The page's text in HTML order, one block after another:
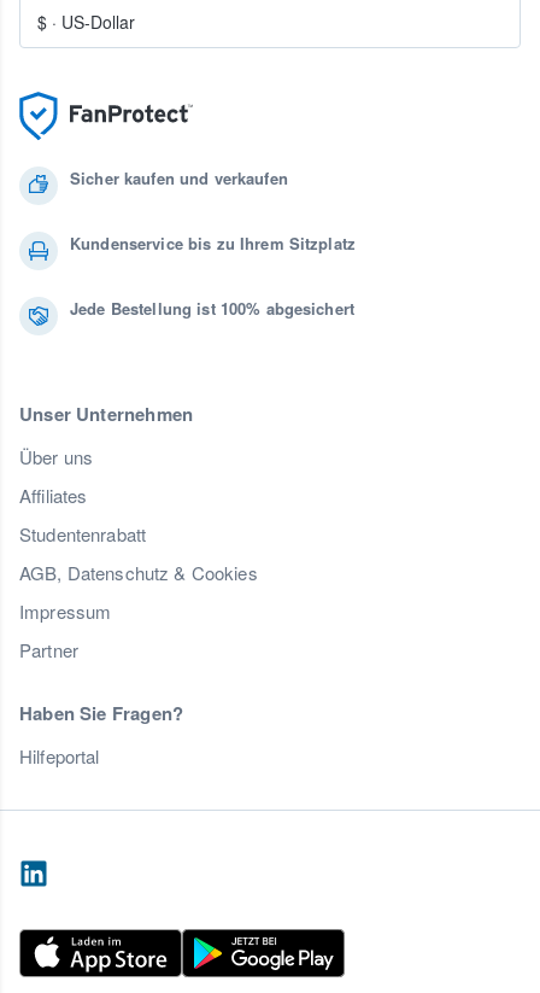
Sicher kaufen und verkaufen
Kundenservice bis zu Ihrem Sitzplatz
Jede Bestellung ist 100% abgesichert
Unser Unternehmen
Über uns
Affiliates
Studentenrabatt
AGB, Datenschutz & Cookies
Impressum
Partner
Haben Sie Fragen?
Hilfeportal
$ · US-Dollar